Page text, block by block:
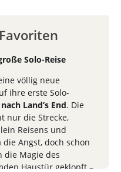
Solo-Reise
völlig neue
ihre erste Solo-
Land’s End. Die
nur die Strecke,
Reisens und
Angst, doch schon
die Magie des
Haustür geklopft –